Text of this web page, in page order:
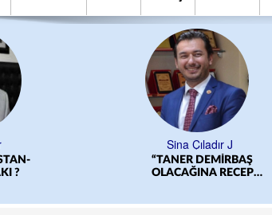
?
Sina Çıladır J
“TANER DEMİRBAŞ
OLACAĞINA RECEP